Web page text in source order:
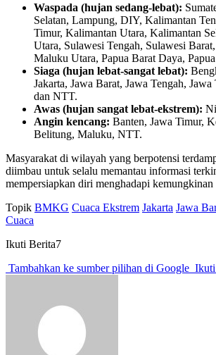
Waspada (hujan sedang-lebat):
Selatan, Lampung, DIY, Kalimantan
Timur, Kalimantan Utara, Kalimantan
Utara, Sulawesi Tengah, Sulawesi
Maluku Utara, Papua Barat Daya,
Siaga (hujan lebat-sangat lebat):
Jakarta, Jawa Barat, Jawa Tengah,
dan NTT.
Awas (hujan sangat lebat-ekstrem):
Angin kencang: Banten, Jawa Timur,
Belitung, Maluku, NTT.
Masyarakat di wilayah yang berpotensi
diimbau untuk selalu memantau informasi
mempersiapkan diri menghadapi kemungkinan
Topik BMKG Cuaca Ekstrem Jakarta Jawa
Cuaca
Ikuti Berita7
Tambahkan ke sumber pilihan di Google